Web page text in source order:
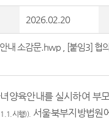
2026.02.20
내 소감문.hwp, [붙임3] 협
양육안내를 실시하여 부
시행)). 서울북부지방법원